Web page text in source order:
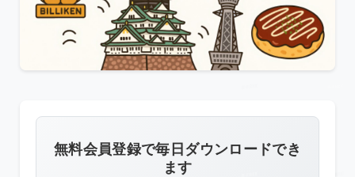
像
は
無料会員登録で毎日ダウンロードでき
ます